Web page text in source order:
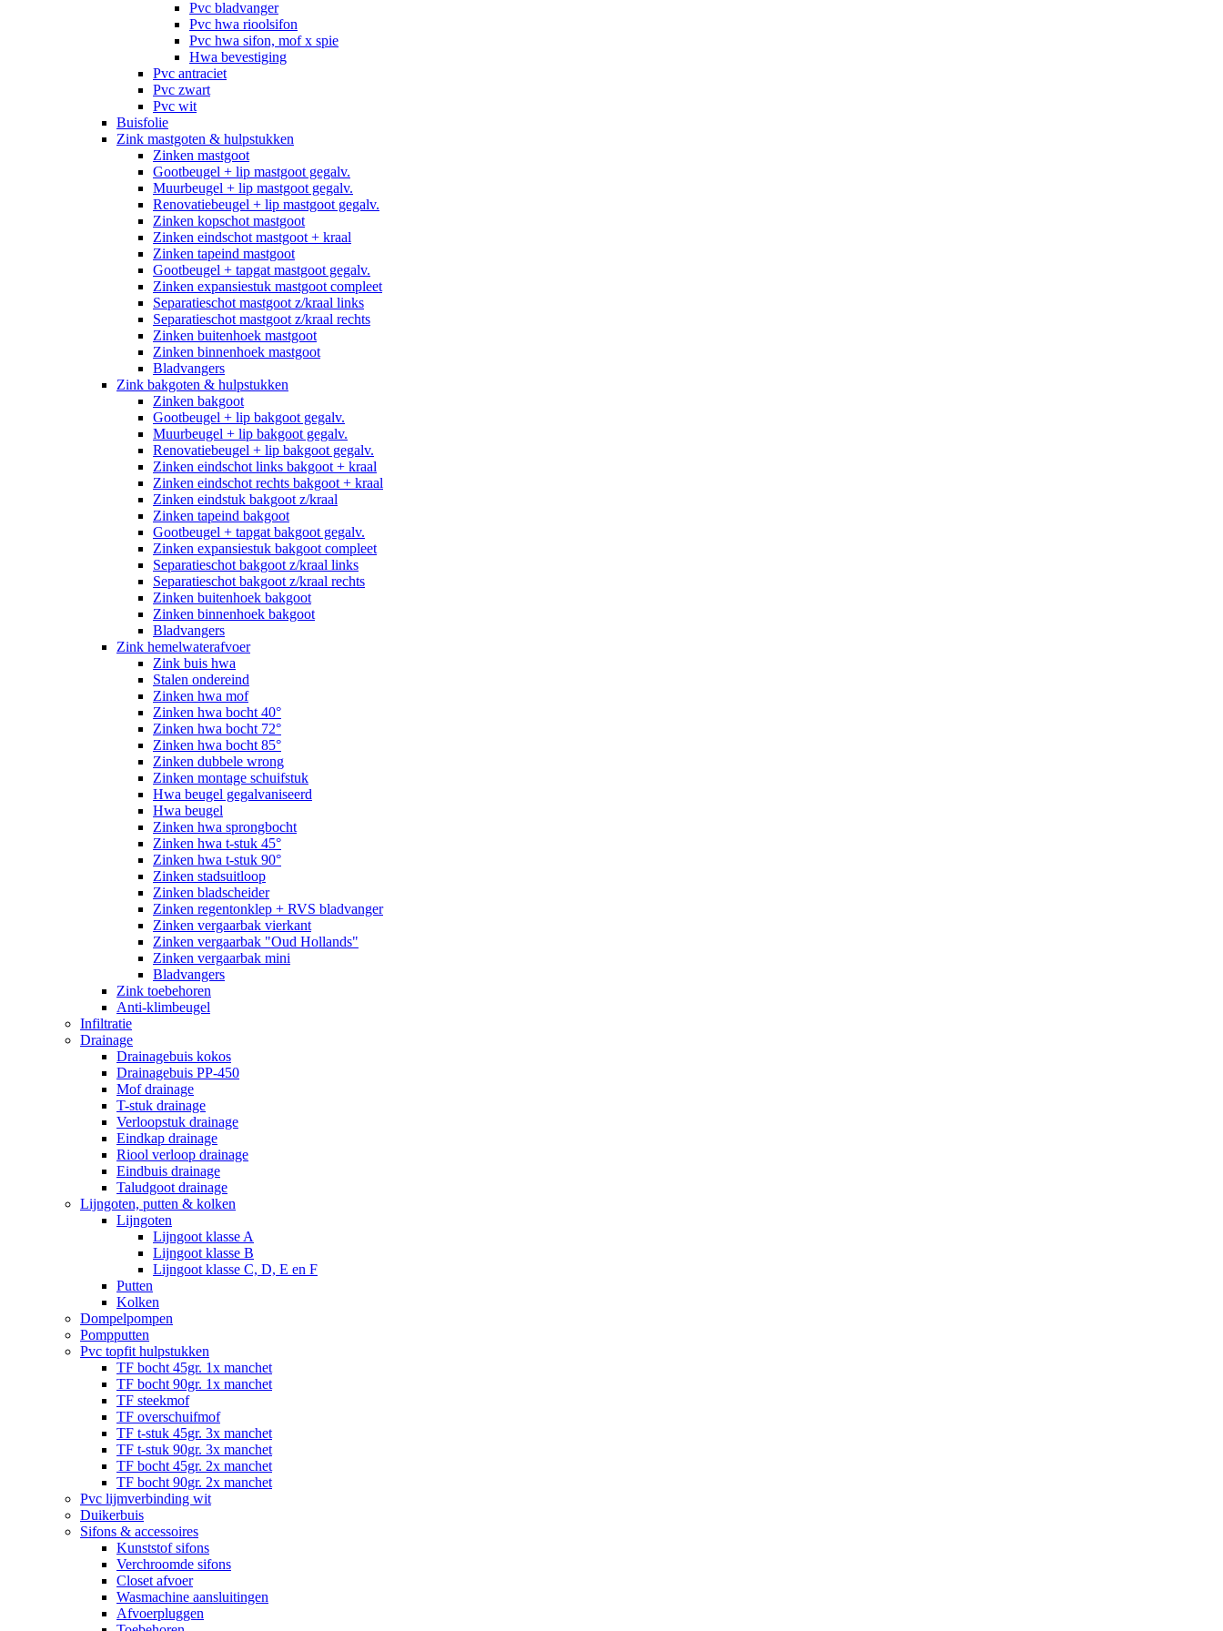
Pvc bladvanger
Pvc hwa rioolsifon
Pvc hwa sifon, mof x spie
Hwa bevestiging
Pvc antraciet
Pvc zwart
Pvc wit
Buisfolie
Zink mastgoten & hulpstukken
Zinken mastgoot
Gootbeugel + lip mastgoot gegalv.
Muurbeugel + lip mastgoot gegalv.
Renovatiebeugel + lip mastgoot gegalv.
Zinken kopschot mastgoot
Zinken eindschot mastgoot + kraal
Zinken tapeind mastgoot
Gootbeugel + tapgat mastgoot gegalv.
Zinken expansiestuk mastgoot compleet
Separatieschot mastgoot z/kraal links
Separatieschot mastgoot z/kraal rechts
Zinken buitenhoek mastgoot
Zinken binnenhoek mastgoot
Bladvangers
Zink bakgoten & hulpstukken
Zinken bakgoot
Gootbeugel + lip bakgoot gegalv.
Muurbeugel + lip bakgoot gegalv.
Renovatiebeugel + lip bakgoot gegalv.
Zinken eindschot links bakgoot + kraal
Zinken eindschot rechts bakgoot + kraal
Zinken eindstuk bakgoot z/kraal
Zinken tapeind bakgoot
Gootbeugel + tapgat bakgoot gegalv.
Zinken expansiestuk bakgoot compleet
Separatieschot bakgoot z/kraal links
Separatieschot bakgoot z/kraal rechts
Zinken buitenhoek bakgoot
Zinken binnenhoek bakgoot
Bladvangers
Zink hemelwaterafvoer
Zink buis hwa
Stalen ondereind
Zinken hwa mof
Zinken hwa bocht 40°
Zinken hwa bocht 72°
Zinken hwa bocht 85°
Zinken dubbele wrong
Zinken montage schuifstuk
Hwa beugel gegalvaniseerd
Hwa beugel
Zinken hwa sprongbocht
Zinken hwa t-stuk 45°
Zinken hwa t-stuk 90°
Zinken stadsuitloop
Zinken bladscheider
Zinken regentonklep + RVS bladvanger
Zinken vergaarbak vierkant
Zinken vergaarbak "Oud Hollands"
Zinken vergaarbak mini
Bladvangers
Zink toebehoren
Anti-klimbeugel
Infiltratie
Drainage
Drainagebuis kokos
Drainagebuis PP-450
Mof drainage
T-stuk drainage
Verloopstuk drainage
Eindkap drainage
Riool verloop drainage
Eindbuis drainage
Taludgoot drainage
Lijngoten, putten & kolken
Lijngoten
Lijngoot klasse A
Lijngoot klasse B
Lijngoot klasse C, D, E en F
Putten
Kolken
Dompelpompen
Pompputten
Pvc topfit hulpstukken
TF bocht 45gr. 1x manchet
TF bocht 90gr. 1x manchet
TF steekmof
TF overschuifmof
TF t-stuk 45gr. 3x manchet
TF t-stuk 90gr. 3x manchet
TF bocht 45gr. 2x manchet
TF bocht 90gr. 2x manchet
Pvc lijmverbinding wit
Duikerbuis
Sifons & accessoires
Kunststof sifons
Verchroomde sifons
Closet afvoer
Wasmachine aansluitingen
Afvoerpluggen